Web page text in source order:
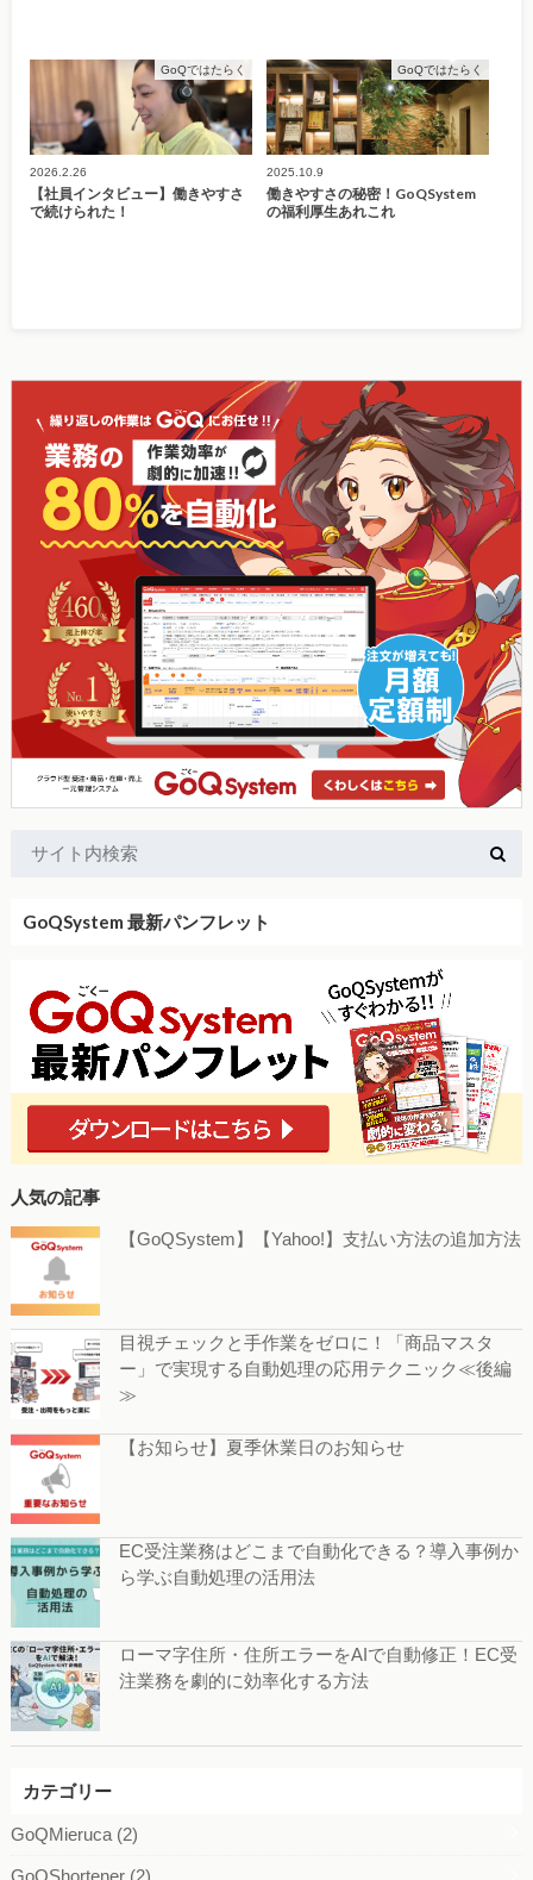
GoQではたらく
2026.2.26
【社員インタビュー】働きやすさ
で続けられた！
GoQではたらく
2025.10.9
働きやすさの秘密！GoQSystem
の福利厚生あれこれ
GoQSystem 最新パンフレット
人気の記事
【GoQSystem】【Yahoo!】支払い方法の追加方法
目視チェックと手作業をゼロに！「商品マスタ
ー」で実現する自動処理の応用テクニック≪後編
≫
【お知らせ】夏季休業日のお知らせ
EC受注業務はどこまで自動化できる？導入事例か
ら学ぶ自動処理の活用法
ローマ字住所・住所エラーをAIで自動修正！EC受
注業務を劇的に効率化する方法
カテゴリー
GoQMieruca (2)